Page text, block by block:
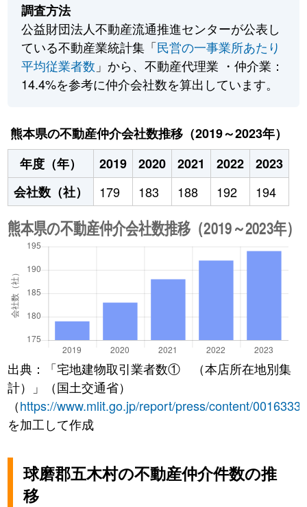
調査方法
公益財団法人不動産流通推進センターが公表し
ている不動産業統計集「民営の一事業所あたり
平均従業者数 」から、不動産代理業 ・仲介業：
14.4%を参考に仲介会社数を算出しています。
熊本県の不動産仲介会社数推移（2019～2023年）
年度（年）
2019 2020 2021 2022
2023
会社数（社）
179 183 188 192 194
出典：「宅地建物取引業者数① （本店所在地別集
計）」（国土交通省）
（https://www.mlit.go.jp/report/press/content/
を加工して作成
球磨郡五木村の不動産仲介件数の推
移